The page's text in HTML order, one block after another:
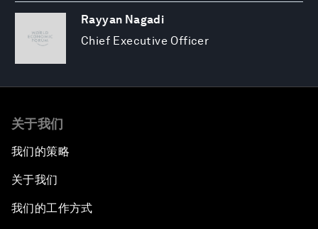
Rayyan Nagadi
Chief Executive Officer
关于我们
我们的策略
关于我们
我们的工作方式